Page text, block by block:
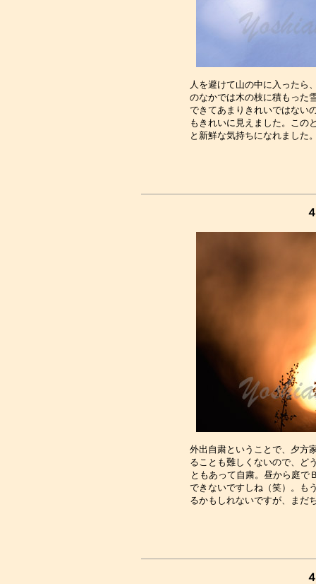
人を避けて山の中に入ったら
のなかでは木の枝に積もった
できてあまりきれいではない
もきれいに見えました。この
外出自粛ということで、夕方
ることも難しくないので、ど
ともあって自粛。昼から庭で
できないですしね（笑）。も